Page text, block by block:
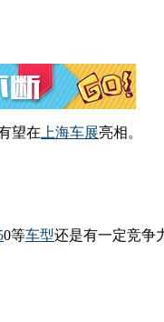
望在 上海车展亮相。
0等车型还是有一定竞争